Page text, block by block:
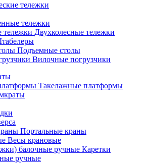
тележки
тележки
Двухколесные тележки
Подъемные столы
Вилочные погрузчики
Такелажные платформы
Портальные краны
Весы крановые
Каретки
ручные